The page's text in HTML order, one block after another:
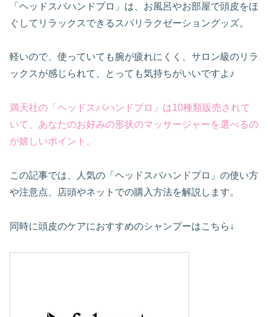
「ヘッドスパハンドプロ」は、お風呂やお部屋で頭皮をほ
ぐしてリラックスできるスパリラクゼーショングッズ。
軽いので、使っていても腕が疲れにくく、サロン級のリラ
ックスが感じられて、とっても気持ちがいいですよ♪
満天社の「ヘッドスパハンドプロ」は10種類販売されて
いて、あなたのお好みの形状のマッサージャーを選べるの
が嬉しいポイント 。
この記事では、人気の「ヘッドスパハンドプロ」の使い方
や注意点、店頭やネットでの購入方法を解説します。
同時に頭皮のケアにおすすめのシャンプーはこちら↓